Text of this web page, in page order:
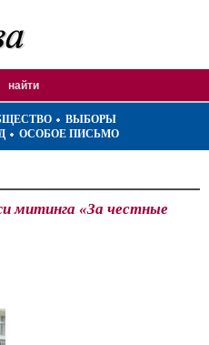
ВЫБОРЫ
ОСОБОЕ ПИСЬМО
митинга «За честные